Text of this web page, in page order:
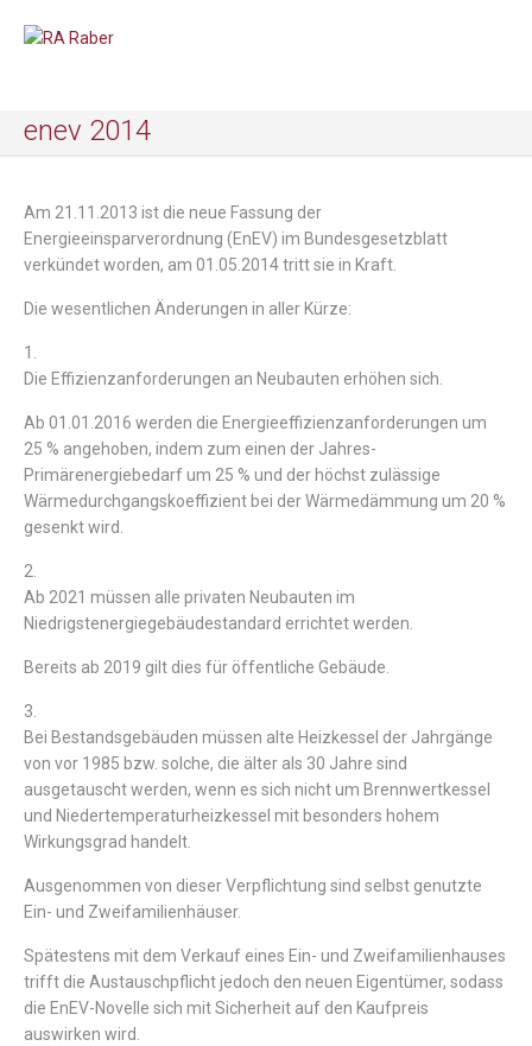
enev 2014
Am 21.11.2013 ist die neue Fassung der
Energieeinsparverordnung (EnEV) im Bundesgesetzblatt
verkündet worden, am 01.05.2014 tritt sie in Kraft.
Die wesentlichen Änderungen in aller Kürze:
1.
Die Effizienzanforderungen an Neubauten erhöhen sich.
Ab 01.01.2016 werden die Energieeffizienzanforderungen um
25 % angehoben, indem zum einen der Jahres-
Primärenergiebedarf um 25 % und der höchst zulässige
Wärmedurchgangskoeffizient bei der Wärmedämmung um 20 %
gesenkt wird.
2.
Ab 2021 müssen alle privaten Neubauten im
Niedrigstenergiegebäudestandard errichtet werden.
Bereits ab 2019 gilt dies für öffentliche Gebäude.
3.
Bei Bestandsgebäuden müssen alte Heizkessel der Jahrgänge
von vor 1985 bzw. solche, die älter als 30 Jahre sind
ausgetauscht werden, wenn es sich nicht um Brennwertkessel
und Niedertemperaturheizkessel mit besonders hohem
Wirkungsgrad handelt.
Ausgenommen von dieser Verpflichtung sind selbst genutzte
Ein- und Zweifamilienhäuser.
Spätestens mit dem Verkauf eines Ein- und Zweifamilienhauses
trifft die Austauschpflicht jedoch den neuen Eigentümer, sodass
die EnEV-Novelle sich mit Sicherheit auf den Kaufpreis
auswirken wird.